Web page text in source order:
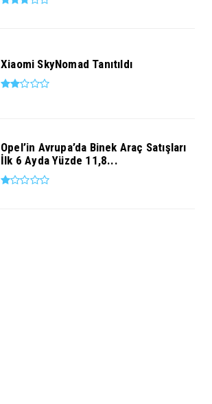
Xiaomi SkyNomad Tanıtıldı
Opel’in Avrupa’da Binek Araç Satışları
İlk 6 Ayda Yüzde 11,8...